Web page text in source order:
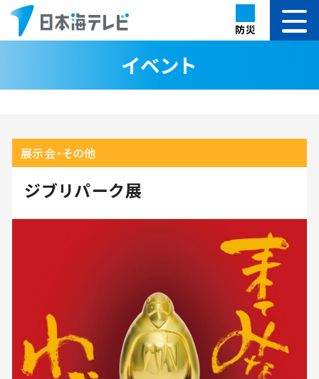
防災
イベント
展示会・その他
ジブリパーク展